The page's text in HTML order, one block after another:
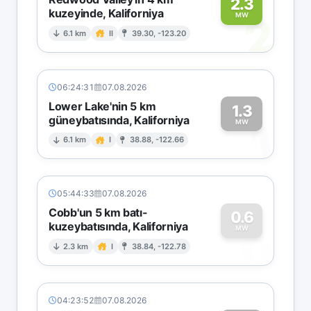
kuzeyinde, Kaliforniya
6.1 km II 39.30, -123.20
2.3
MW2
06:24:31 07.08.2026
Lower Lake'nin 5 km
güneybatısında, Kaliforniya
6.1 km I 38.88, -122.66
1.3
MW1
05:44:33 07.08.2026
Cobb'un 5 km batı-
kuzeybatısında, Kaliforniya
2.3 km I 38.84, -122.78
0.6
MW
0
04:23:52 07.08.2026